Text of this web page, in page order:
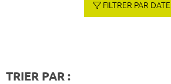
FILTRER PAR DATE
TRIER PAR :